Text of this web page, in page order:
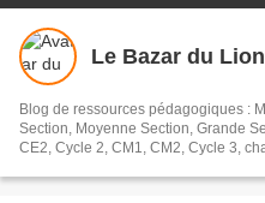
Le Bazar du Lion
Blog de ressources pédagogiques :
Section, Moyenne Section, Grande
CE2, Cycle 2, CM1, CM2, Cycle 3,
exploitation, exploitations, oral, orale,